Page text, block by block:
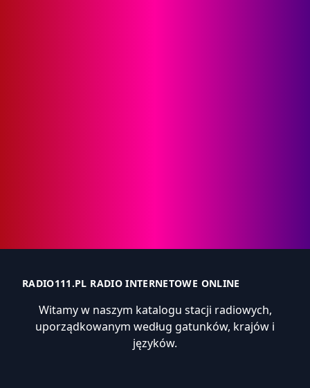
RADIO111.PL RADIO INTERNETOWE ONLINE
Witamy w naszym katalogu stacji radiowych,
uporządkowanym według gatunków, krajów i
języków.